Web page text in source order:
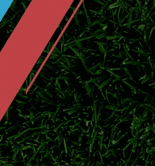
官宣！川村拓
北京时间7月
赛。
东京绿茵敲定
2026日职联夏